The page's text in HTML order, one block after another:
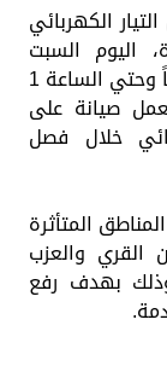
الكهربائي
اليوم السبت
الموافق 4 يوليو اعتباراً من الساعة 8 صباحاً وحتي الساعة 1
لعمل صيانة على
خلال فصل
المتأثرة
القري والعزب
وذلك بهدف رفع